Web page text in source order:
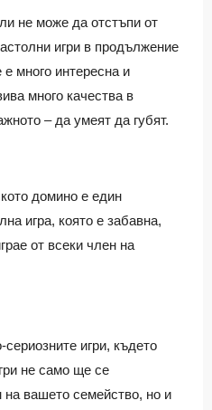
не може да отстъпи от
игри в продължение
много интересна и
много качества в
– да умеят да губят.
домино е един
игра, която е забавна,
от всеки член на
игри, където
не само ще се
на вашето семейство, но и